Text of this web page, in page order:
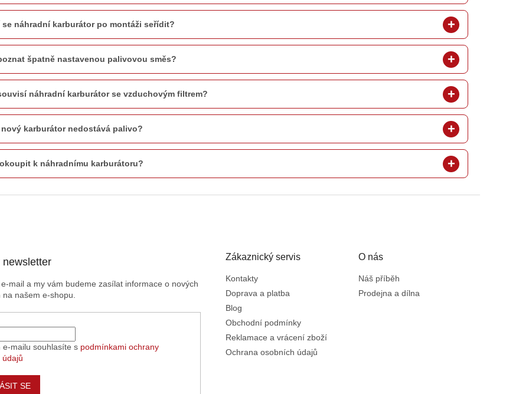
se náhradní karburátor po montáži seřídit?
špatně nastavenou palivovou směs?
náhradní karburátor se vzduchovým filtrem?
nový karburátor nedostává palivo?
k náhradnímu karburátoru?
mail a my vám budeme zasílat informace o nových
našem e-shopu.
e-mailu souhlasíte s podmínkami ochrany
údajů
SE
Zákaznický servis
Kontakty
Doprava a platba
Blog
Obchodní podmínky
Reklamace a vrácení zboží
Ochrana osobních údajů
O nás
Náš příběh
Prodejna a dílna